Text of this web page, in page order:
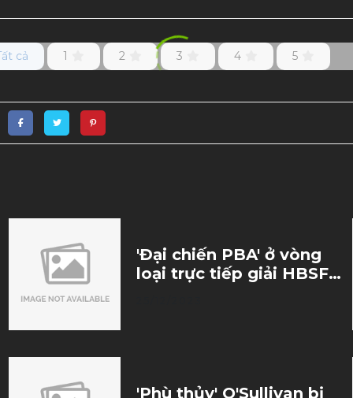
cả 1 2 3 4 5
'Đại chiến PBA' ở vòng
loại trực tiếp giải HBSF
'Phù thủy' O'Sullivan bị